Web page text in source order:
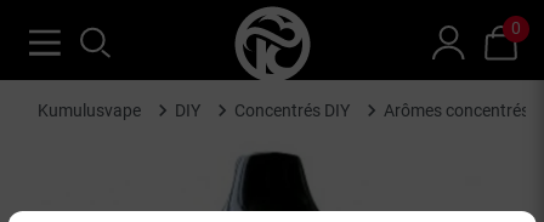
0
Kumulusvape DIY Concentrés DIY Arômes concentrés